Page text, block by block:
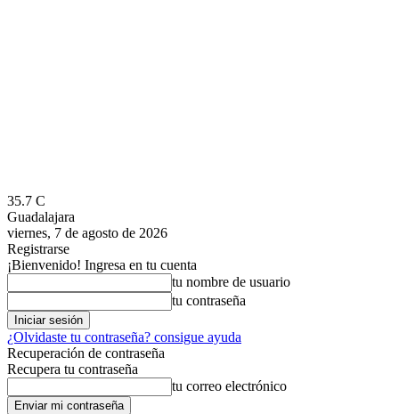
35.7 C
Guadalajara
viernes, 7 de agosto de 2026
Registrarse
¡Bienvenido! Ingresa en tu cuenta
tu nombre de usuario
tu contraseña
¿Olvidaste tu contraseña? consigue ayuda
Recuperación de contraseña
Recupera tu contraseña
tu correo electrónico